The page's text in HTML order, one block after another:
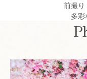
前撮り
多彩